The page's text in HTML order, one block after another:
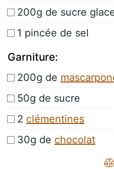
200g de sucre
1 pincée de sel
Garniture:
200g de
50g de sucre
2 clémentines
30g de chocolat